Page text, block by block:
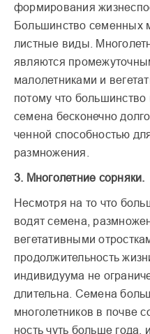
формирования
Большинство семенных
листные виды.
являются
малолетниками и
потому что большин­ство
семена бесконечно
ченной способностью
размножения.
3. Многолетние сорняки.
Несмотря на то что
водят семена,
веге­тативными
продолжи­тельность
индивидуума не
длительна. Семена
многолетников в почве
ность чуть больше